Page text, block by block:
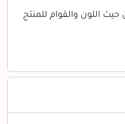
اللون والقوام للمنتج